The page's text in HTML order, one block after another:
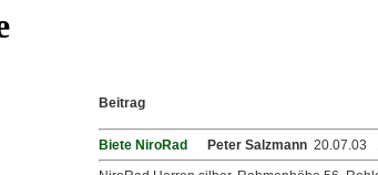
Beitrag
Biete NiroRad Peter Salzmann 20.07.03